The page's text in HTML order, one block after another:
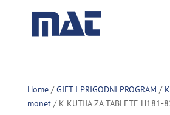
Home/GIFT I PRIGODNI PROGRAM /
monet/ K KUTIJA ZA TABLETE H181-